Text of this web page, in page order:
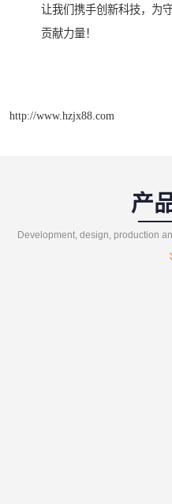
让我们携手创新科技，为
贡献力量！
http://www.hzjx88.com
产